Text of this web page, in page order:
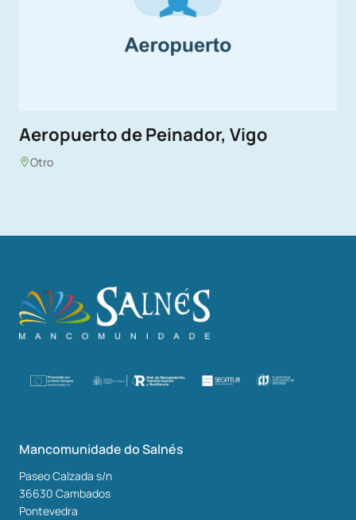
Aeropuerto de Peinador, Vigo
Otro
Mancomunidade do Salnés
Paseo Calzada s/n
36630 Cambados
Pontevedra